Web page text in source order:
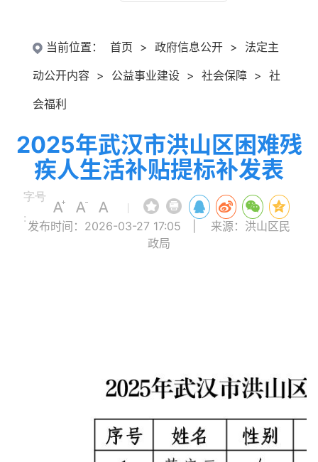
当前位置： 首页 > 政府信息公开 >
法定主
动公开内容 > 公益事业建设 > 社会保障 > 社
会福利
2025年武汉市洪山区困难残
疾人生活补贴提标补发表
字号
:
|
发布时间：2026-03-27 17:05
来源：洪山区民
政局